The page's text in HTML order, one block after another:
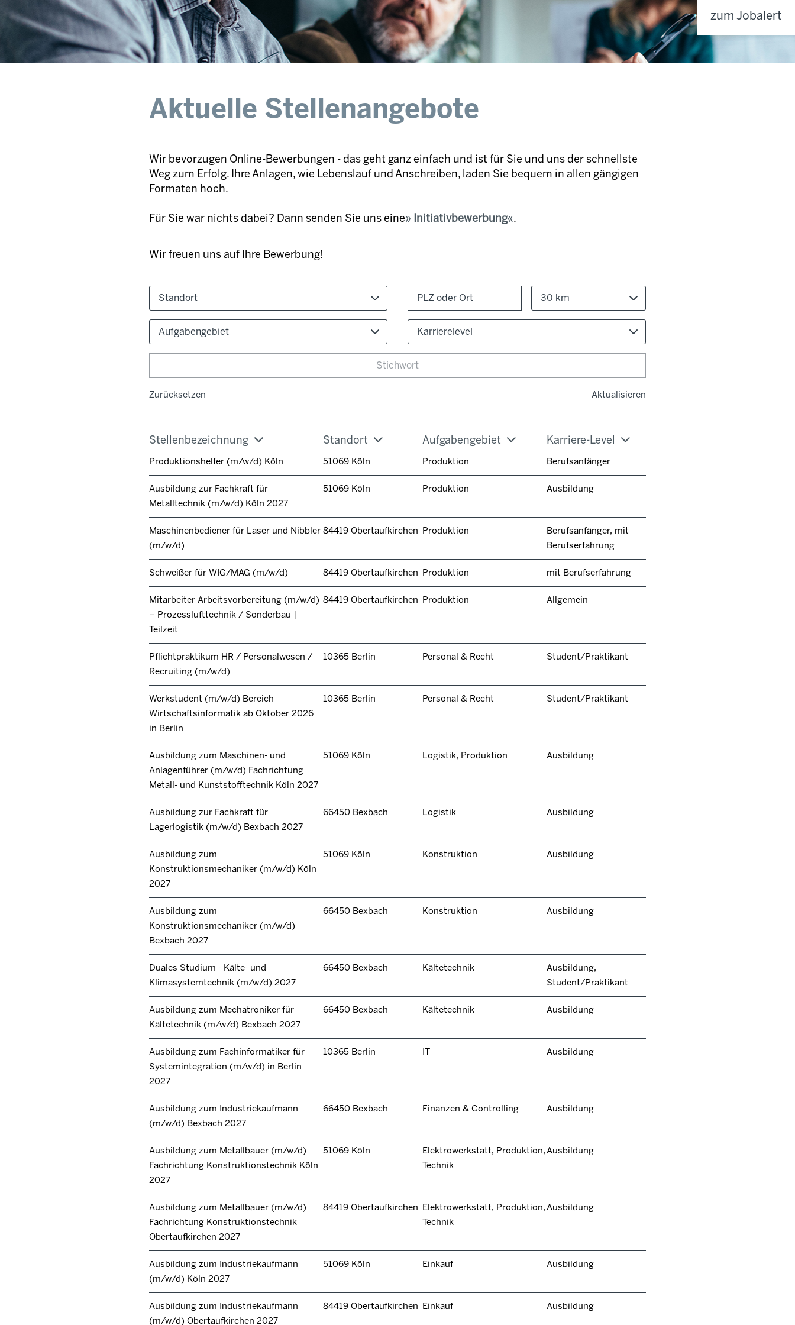
Aktuelle Stellenangebote
Wir bevorzugen Online-Bewerbungen - das geht ganz einfach und ist für Sie und uns der schnellste
Weg zum Erfolg. Ihre Anlagen, wie Lebenslauf und Anschreiben, laden Sie bequem in allen gängigen
Formaten hoch.
Für Sie war nichts dabei? Dann senden Sie uns eine Initiativbewerbung .
Wir freuen uns auf Ihre Bewerbung!
Standort 30 km
Aufgabengebiet Karrierelevel
Zurücksetzen Aktualisieren
Stellenbezeichnung Standort Aufgabengebiet Karriere-Level
Produktionshelfer (m/w/d) Köln 51069 Köln Produktion Berufsanfänger
Ausbildung zur Fachkraft für
Metalltechnik (m/w/d) Köln 2027
51069 Köln Produktion Ausbildung
Maschinenbediener für Laser und Nibbler
(m/w/d)
84419 Obertaufkirchen Produktion
Berufsanfänger, mit
Berufserfahrung
Schweißer für WIG/MAG (m/w/d) 84419 Obertaufkirchen Produktion mit Berufserfahrung
Mitarbeiter Arbeitsvorbereitung (m/w/d)
– Prozesslufttechnik / Sonderbau |
Teilzeit
84419 Obertaufkirchen Produktion Allgemein
Pflichtpraktikum HR / Personalwesen /
Recruiting (m/w/d)
10365 Berlin Personal & Recht Student/Praktikant
Werkstudent (m/w/d) Bereich
Wirtschaftsinformatik ab Oktober 2026
in Berlin
10365 Berlin Personal & Recht Student/Praktikant
Ausbildung zum Maschinen- und
Anlagenführer (m/w/d) Fachrichtung
Metall- und Kunststofftechnik Köln 2027
51069 Köln Logistik, Produktion Ausbildung
Ausbildung zur Fachkraft für
Lagerlogistik (m/w/d) Bexbach 2027
66450 Bexbach Logistik Ausbildung
Ausbildung zum
Konstruktionsmechaniker (m/w/d) Köln
2027
51069 Köln Konstruktion Ausbildung
Ausbildung zum
Konstruktionsmechaniker (m/w/d)
Bexbach 2027
66450 Bexbach Konstruktion Ausbildung
Duales Studium - Kälte- und
Klimasystemtechnik (m/w/d) 2027
66450 Bexbach Kältetechnik
Ausbildung,
Student/Praktikant
Ausbildung zum Mechatroniker für
Kältetechnik (m/w/d) Bexbach 2027
66450 Bexbach Kältetechnik Ausbildung
Ausbildung zum Fachinformatiker für
Systemintegration (m/w/d) in Berlin
2027
10365 Berlin IT Ausbildung
Ausbildung zum Industriekaufmann
(m/w/d) Bexbach 2027
66450 Bexbach Finanzen & Controlling Ausbildung
Ausbildung zum Metallbauer (m/w/d)
Fachrichtung Konstruktionstechnik Köln
2027
51069 Köln
Elektrowerkstatt, Produktion,
Technik
Ausbildung
Ausbildung zum Metallbauer (m/w/d)
Fachrichtung Konstruktionstechnik
Obertaufkirchen 2027
84419 Obertaufkirchen Elektrowerkstatt, Produktion,
Technik
Ausbildung
Ausbildung zum Industriekaufmann
(m/w/d) Köln 2027
51069 Köln Einkauf Ausbildung
Ausbildung zum Industriekaufmann
(m/w/d) Obertaufkirchen 2027
84419 Obertaufkirchen Einkauf Ausbildung
zum Jobalert